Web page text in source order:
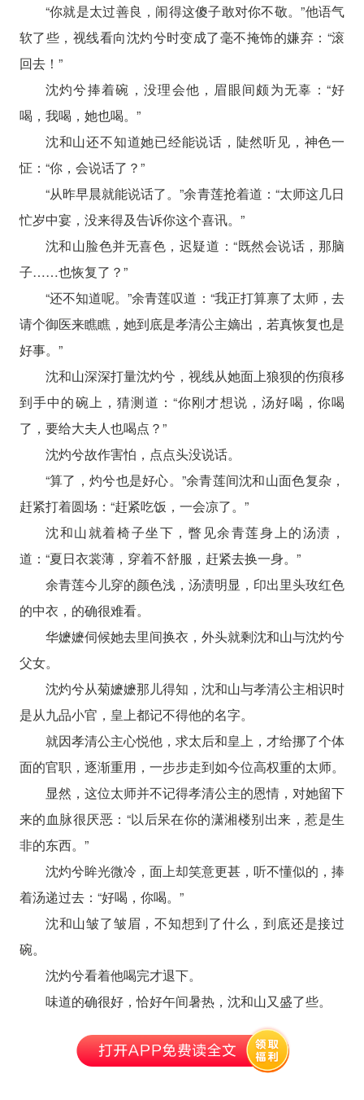
“你就是太过善良，闹得这傻子敢对你不敬。”他语气
软了些，视线看向沈灼兮时变成了毫不掩饰的嫌弃：“滚
回去！”
沈灼兮捧着碗，没理会他，眉眼间颇为无辜：“好
喝，我喝，她也喝。”
沈和山还不知道她已经能说话，陡然听见，神色一
怔：“你，会说话了？”
“从昨早晨就能说话了。”余青莲抢着道：“太师这几日
忙岁中宴，没来得及告诉你这个喜讯。”
沈和山脸色并无喜色，迟疑道：“既然会说话，那脑
子……也恢复了？”
“还不知道呢。”余青莲叹道：“我正打算禀了太师，去
请个御医来瞧瞧，她到底是孝清公主嫡出，若真恢复也是
好事。”
沈和山深深打量沈灼兮，视线从她面上狼狈的伤痕移
到手中的碗上，猜测道：“你刚才想说，汤好喝，你喝
了，要给大夫人也喝点？”
沈灼兮故作害怕，点点头没说话。
“算了，灼兮也是好心。”余青莲间沈和山面色复杂，
赶紧打着圆场：“赶紧吃饭，一会凉了。”
沈和山就着椅子坐下，瞥见余青莲身上的汤渍，
道：“夏日衣裳薄，穿着不舒服，赶紧去换一身。”
余青莲今儿穿的颜色浅，汤渍明显，印出里头玫红色
的中衣，的确很难看。
华嬷嬷伺候她去里间换衣，外头就剩沈和山与沈灼兮
父女。
沈灼兮从菊嬷嬷那儿得知，沈和山与孝清公主相识时
是从九品小官，皇上都记不得他的名字。
就因孝清公主心悦他，求太后和皇上，才给挪了个体
面的官职，逐渐重用，一步步走到如今位高权重的太师。
显然，这位太师并不记得孝清公主的恩情，对她留下
来的血脉很厌恶：“以后呆在你的潇湘楼别出来，惹是生
非的东西。”
沈灼兮眸光微冷，面上却笑意更甚，听不懂似的，捧
着汤递过去：“好喝，你喝。”
沈和山皱了皱眉，不知想到了什么，到底还是接过
碗。
沈灼兮看着他喝完才退下。
味道的确很好，恰好午间暑热，沈和山又盛了些。